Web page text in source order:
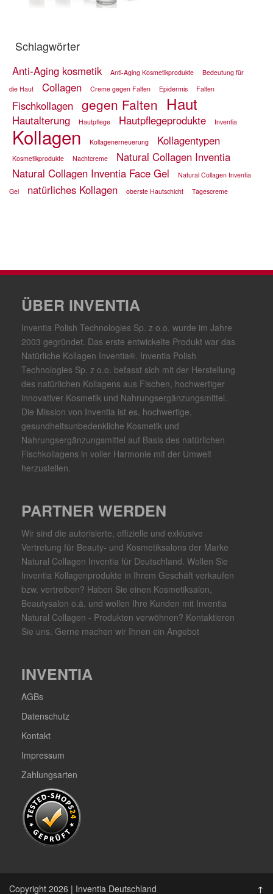
Schlagwörter
Anti-Aging kosmetik Anti-Aging Kosmetikprodukte
Bedeutung für
die Haut
Collagen Creme gegen Falten Epidermis Falten
Fischkollagen gegen Falten Haut
Hautalterung Hautpflege Hautpflegeprodukte Inventia
Kollagen Kollagenerneuerung Kollagentypen
Kosmetikprodukte Nachtcreme
Natural Collagen Inventia
Natural Collagen Inventia Face Gel
Natural Collagen Inventia
Gel
natürliches Kollagen oberste Hautschicht Tagescreme
ÜBER INVENTIA
Inventia Polish Technologies Sp. z o.o. wurde im Jahre
2003 gegründet. Das erste entwickelte Produkt war das
Natürliche Kollagen Inventia®. Inventia Polish
Technologies Sp. z o.o. befasst sich mit der Herstellung
des natürlichen Kollagens aus Fischen, hochwertiger
innovativer Kosmetik und Nahrungsergänzungsmittel.
Die Mission von Inventia ist es, hochwertige,
gesundheitsunbedenkliche Kosmetik und
Nahrungsergänzungsmittel auf Basis des natürlichen
Fischkollagens in voller Harmonie mit der Umwelt
herzustellen.
PARTNER WERDEN
Wir sind die autorisierte, offizielle und exklusive
Vertretung für Beauty- und Kosmetiksalons der Marke
Natural Collagen Inventia für Deutschland. Wollen Sie
Inventia Kollagenprodukte in Ihrem Geschäft verkaufen
bzw. vertreiben? Haben Sie einen Kosmetiksalon,
Beautysalon o.ä. und wollen Ihre Kunden mit Inventia
Natural Collagen - Produkten verwöhnen? Kontaktieren
Sie uns. Gerne machen wir Ihnen ein Angebot
INVENTIA
AGBs
Datenschutz
Kontakt
Impressum
Zahlungsarten
Copyright 2026 | Inventia Deutschland ↑